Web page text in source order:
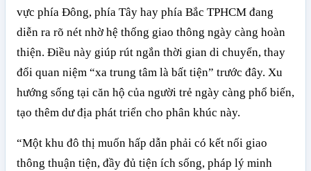
vực phía Đông, phía Tây hay phía Bắc TPHCM đang
diễn ra rõ nét nhờ hệ thống giao thông ngày càng hoàn
thiện. Điều này giúp rút ngắn thời gian di chuyển, thay
đổi quan niệm “xa trung tâm là bất tiện” trước đây. Xu
hướng sống tại căn hộ của người trẻ ngày càng phổ biến,
tạo thêm dư địa phát triển cho phân khúc này.
“Một khu đô thị muốn hấp dẫn phải có kết nối giao
thông thuận tiện, đầy đủ tiện ích sống, pháp lý minh